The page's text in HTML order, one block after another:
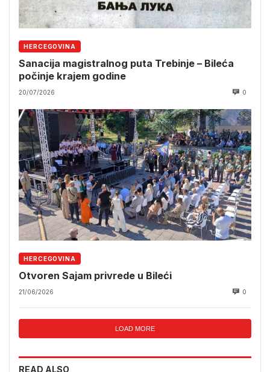
HERCEGOVINA
Sanacija magistralnog puta Trebinje – Bileća
počinje krajem godine
20/07/2026 0
HERCEGOVINA
Otvoren Sajam privrede u Bileći
21/06/2026 0
LOAD MORE
READ ALSO